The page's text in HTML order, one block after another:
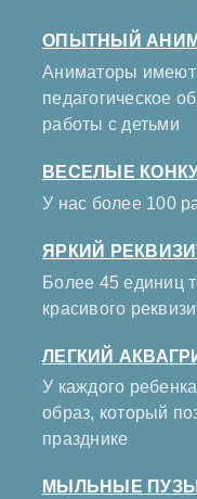
ОПЫТНЫЙ
Аниматоры имеют
педагогическое
работы с детьми
ВЕСЕЛЫЕ
У нас более 100
ЯРКИЙ
Более 45 единиц
красивого
ЛЕГКИЙ
У каждого
образ, который
празднике
МЫЛЬНЫЕ